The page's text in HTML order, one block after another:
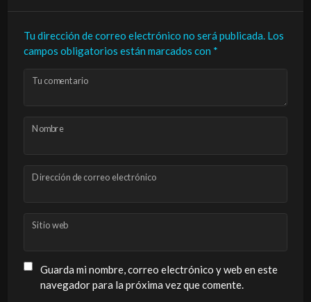
Tu dirección de correo electrónico no será publicada. Los
campos obligatorios están marcados con *
Tu comentario
Nombre
Dirección de correo electrónico
Sitio web
Guarda mi nombre, correo electrónico y web en este
navegador para la próxima vez que comente.